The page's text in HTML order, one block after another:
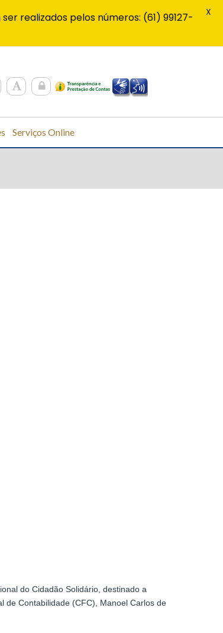
Serviços Online
do Cidadão Solidário, destinado a
de Contabilidade (CFC), Manoel Carlos de
realizados pelos números: (61) 99127-
X